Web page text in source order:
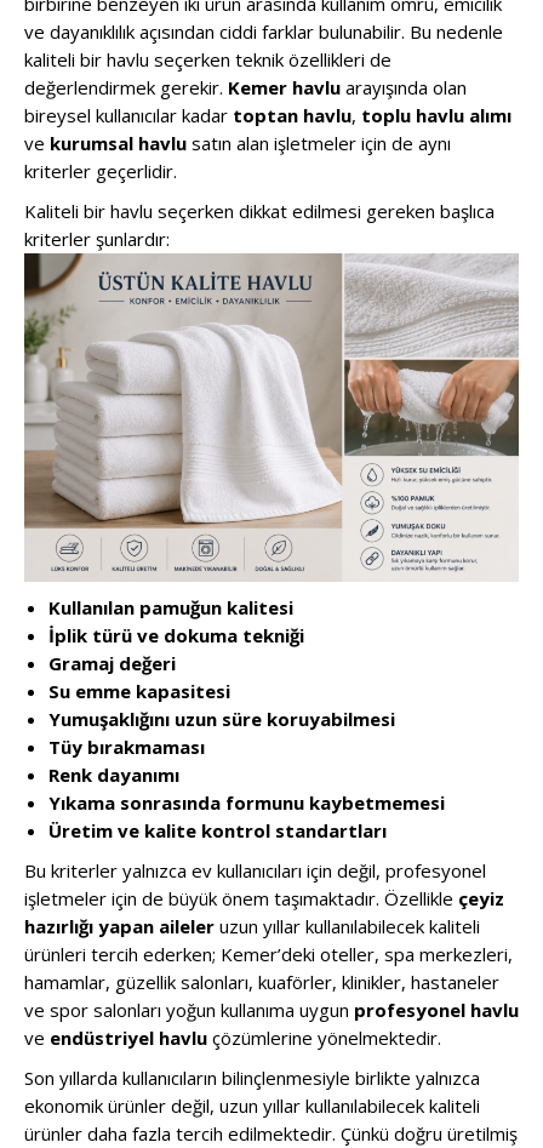
ve dayanıklılık açısından ciddi farklar bulunabilir. Bu nedenle
kaliteli bir havlu seçerken teknik özellikleri de
değerlendirmek gerekir. Kemer havlu arayışında olan
bireysel kullanıcılar kadar toptan havlu, toplu havlu alımı
ve kurumsal havlu satın alan işletmeler için de aynı
kriterler geçerlidir.
Kaliteli bir havlu seçerken dikkat edilmesi gereken başlıca
kriterler şunlardır:
Kullanılan pamuğun kalitesi
İplik türü ve dokuma tekniği
Gramaj değeri
Su emme kapasitesi
Yumuşaklığını uzun süre koruyabilmesi
Tüy bırakmaması
Renk dayanımı
Yıkama sonrasında formunu kaybetmemesi
Üretim ve kalite kontrol standartları
Bu kriterler yalnızca ev kullanıcıları için değil, profesyonel
işletmeler için de büyük önem taşımaktadır. Özellikle çeyiz
hazırlığı yapan aileler uzun yıllar kullanılabilecek kaliteli
ürünleri tercih ederken; Kemer’deki oteller, spa merkezleri,
hamamlar, güzellik salonları, kuaförler, klinikler, hastaneler
ve spor salonları yoğun kullanıma uygun profesyonel havlu
ve endüstriyel havlu çözümlerine yönelmektedir.
Son yıllarda kullanıcıların bilinçlenmesiyle birlikte yalnızca
ekonomik ürünler değil, uzun yıllar kullanılabilecek kaliteli
ürünler daha fazla tercih edilmektedir. Çünkü doğru üretilmiş